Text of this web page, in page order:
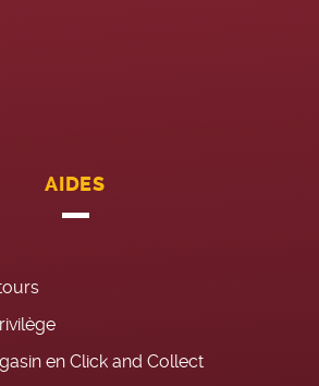
AIDES
en Click and Collect